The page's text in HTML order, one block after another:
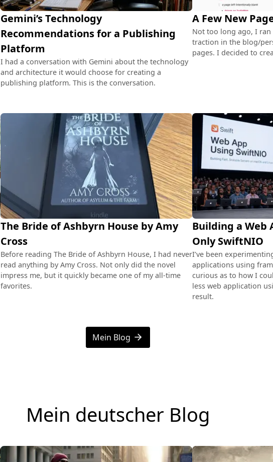
Gemini’s Technology
Recommendations for a Publishing
Platform
I had a conversation with Gemini about the technology
and architecture it would choose for creating a
publishing platform. This is the conversation.
A Few New
Not too long ago, I
traction in the blog/
pages. I decided to
The Bride of Ashbyrn House by Amy
Cross
Before reading The Bride of Ashbyrn House, I had never
read anything by Amy Cross. Not only did the novel
impress me, but it quickly became one of my all-time
favorites.
Building a Web
Only SwiftNIO
I’ve been
applications using
curious as to how I
less web application
result.
Mein Blog arrow_forward
Mein deutscher Blog